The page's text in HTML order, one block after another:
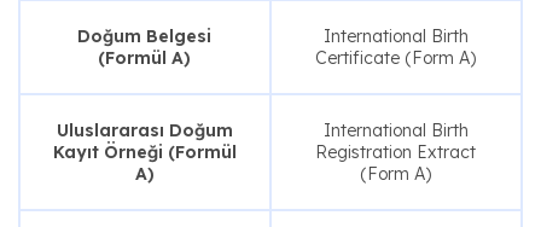
Doğum Belgesi
(Formül A)
International Birth
Certificate (Form A)
Uluslararası Doğum
Kayıt Örneği (Formül
A)
International Birth
Registration Extract
(Form A)